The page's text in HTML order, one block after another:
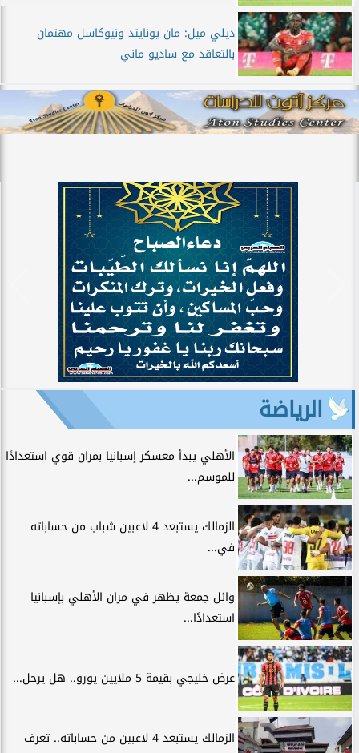
ديلي ميل: مان يونايتد ونيوكاسل مهتمان
بالتعاقد مع ساديو ماني
الرياضة
الأهلي يبدأ معسكر إسبانيا بمران قوي استعدادًا
للموسم...
الزمالك يستبعد 4 لاعبين شباب من حساباته
في...
وائل جمعة يظهر في مران الأهلي بإسبانيا
استعدادًا...
عرض خليجي بقيمة 5 ملايين يورو.. هل يرحل...
الزمالك يستبعد 4 لاعبين من حساباته.. تعرف